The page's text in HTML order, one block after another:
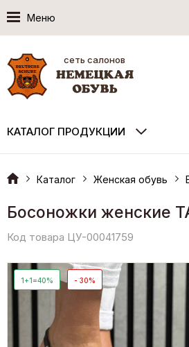
Меню
сеть салонов
КАТАЛОГ ПРОДУКЦИИ
Каталог Женская обувь
Босоножки женские
Код товара ЦУ-00041759
1+1=40% - 30%